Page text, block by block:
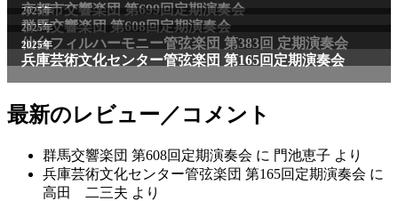
最新のレビュー／コメント
群馬交響楽団 第608回定期演奏会 に 門池恵子 より
兵庫芸術文化センター管弦楽団 第165回定期演奏会 に
高田 二三夫 より